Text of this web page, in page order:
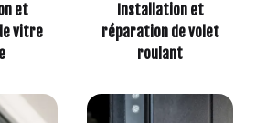
et
vitre
Installation et
réparation de volet
roulant